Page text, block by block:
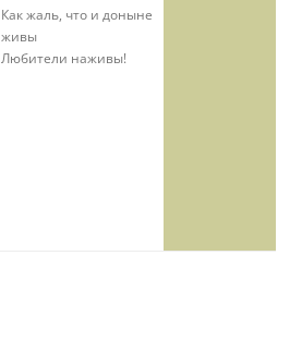
Как жаль, что и доныне
живы
Любители наживы!